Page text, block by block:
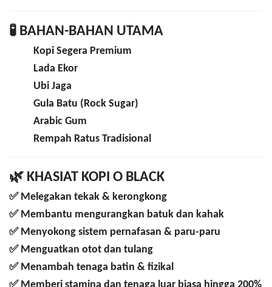
🧪 BAHAN-BAHAN UTAMA
Kopi Segera Premium
Lada Ekor
Ubi Jaga
Gula Batu (Rock Sugar)
Arabic Gum
Rempah Ratus Tradisional
🌿 KHASIAT KOPI O BLACK
✅ Melegakan tekak & kerongkong
✅ Membantu mengurangkan batuk dan kahak
✅ Menyokong sistem pernafasan & paru-paru
✅ Menguatkan otot dan tulang
✅ Menambah tenaga batin & fizikal